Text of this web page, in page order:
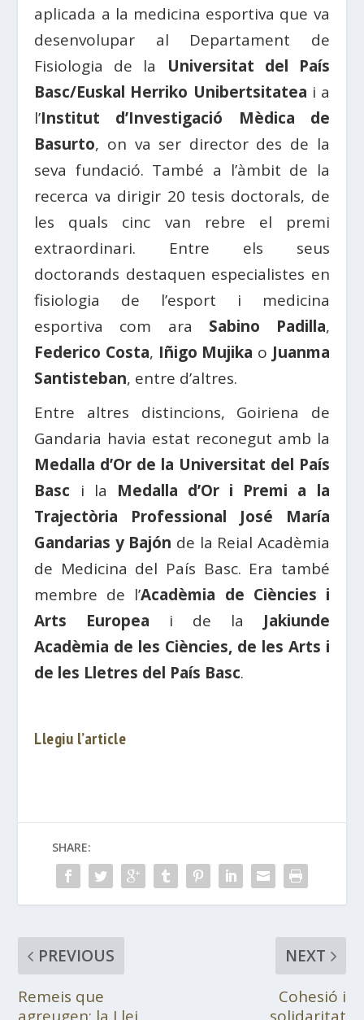
aplicada a la medicina esportiva que va
desenvolupar al Departament de
Fisiologia de la Universitat del País
Basc/Euskal Herriko Unibertsitatea i a
l’Institut d’Investigació Mèdica de
Basurto, on va ser director des de la
seva fundació. També a l’àmbit de la
recerca va dirigir 20 tesis doctorals, de
les quals cinc van rebre el premi
extraordinari. Entre els seus
doctorands destaquen especialistes en
fisiologia de l’esport i medicina
esportiva com ara Sabino Padilla,
Federico Costa, Iñigo Mujika o Juanma
Santisteban, entre d’altres.
Entre altres distincions, Goiriena de
Gandaria havia estat reconegut amb la
Medalla d’Or de la Universitat del País
Basc i la Medalla d’Or i Premi a la
Trajectòria Professional José María
Gandarias y Bajón de la Reial Acadèmia
de Medicina del País Basc. Era també
membre de l’Acadèmia de Ciències i
Arts Europea i de la Jakiunde
Acadèmia de les Ciències, de les Arts i
de les Lletres del País Basc.
Llegiu l’article
SHARE:
PREVIOUS
Remeis que
NEXT
Cohesió i